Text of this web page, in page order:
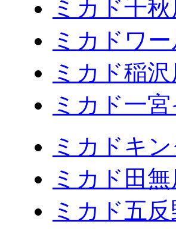
ミカド千秋
ミカドワ
ミカド稲沢
ミカド一
ミカドキ
ミカド田無
ミカド五